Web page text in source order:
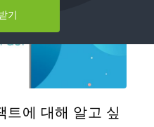
기
트에 대해 알고 싶